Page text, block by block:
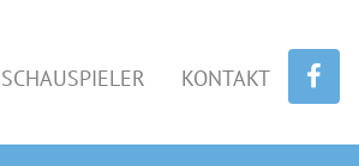
SCHAUSPIELER KONTAKT